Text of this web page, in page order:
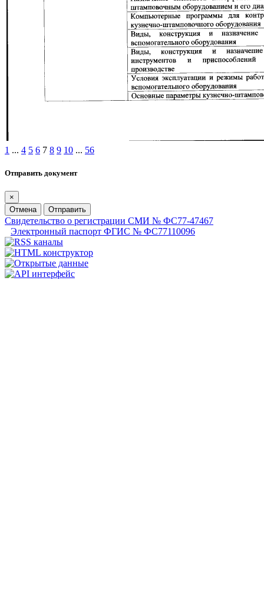
1 ... 4 5 6 7 8 9 10 ... 56
Отправить документ
×
Отмена
Отправить
Свидетельство о регистрации СМИ № ФС77-47467
Электронный паспорт ФГИС № ФС77110096